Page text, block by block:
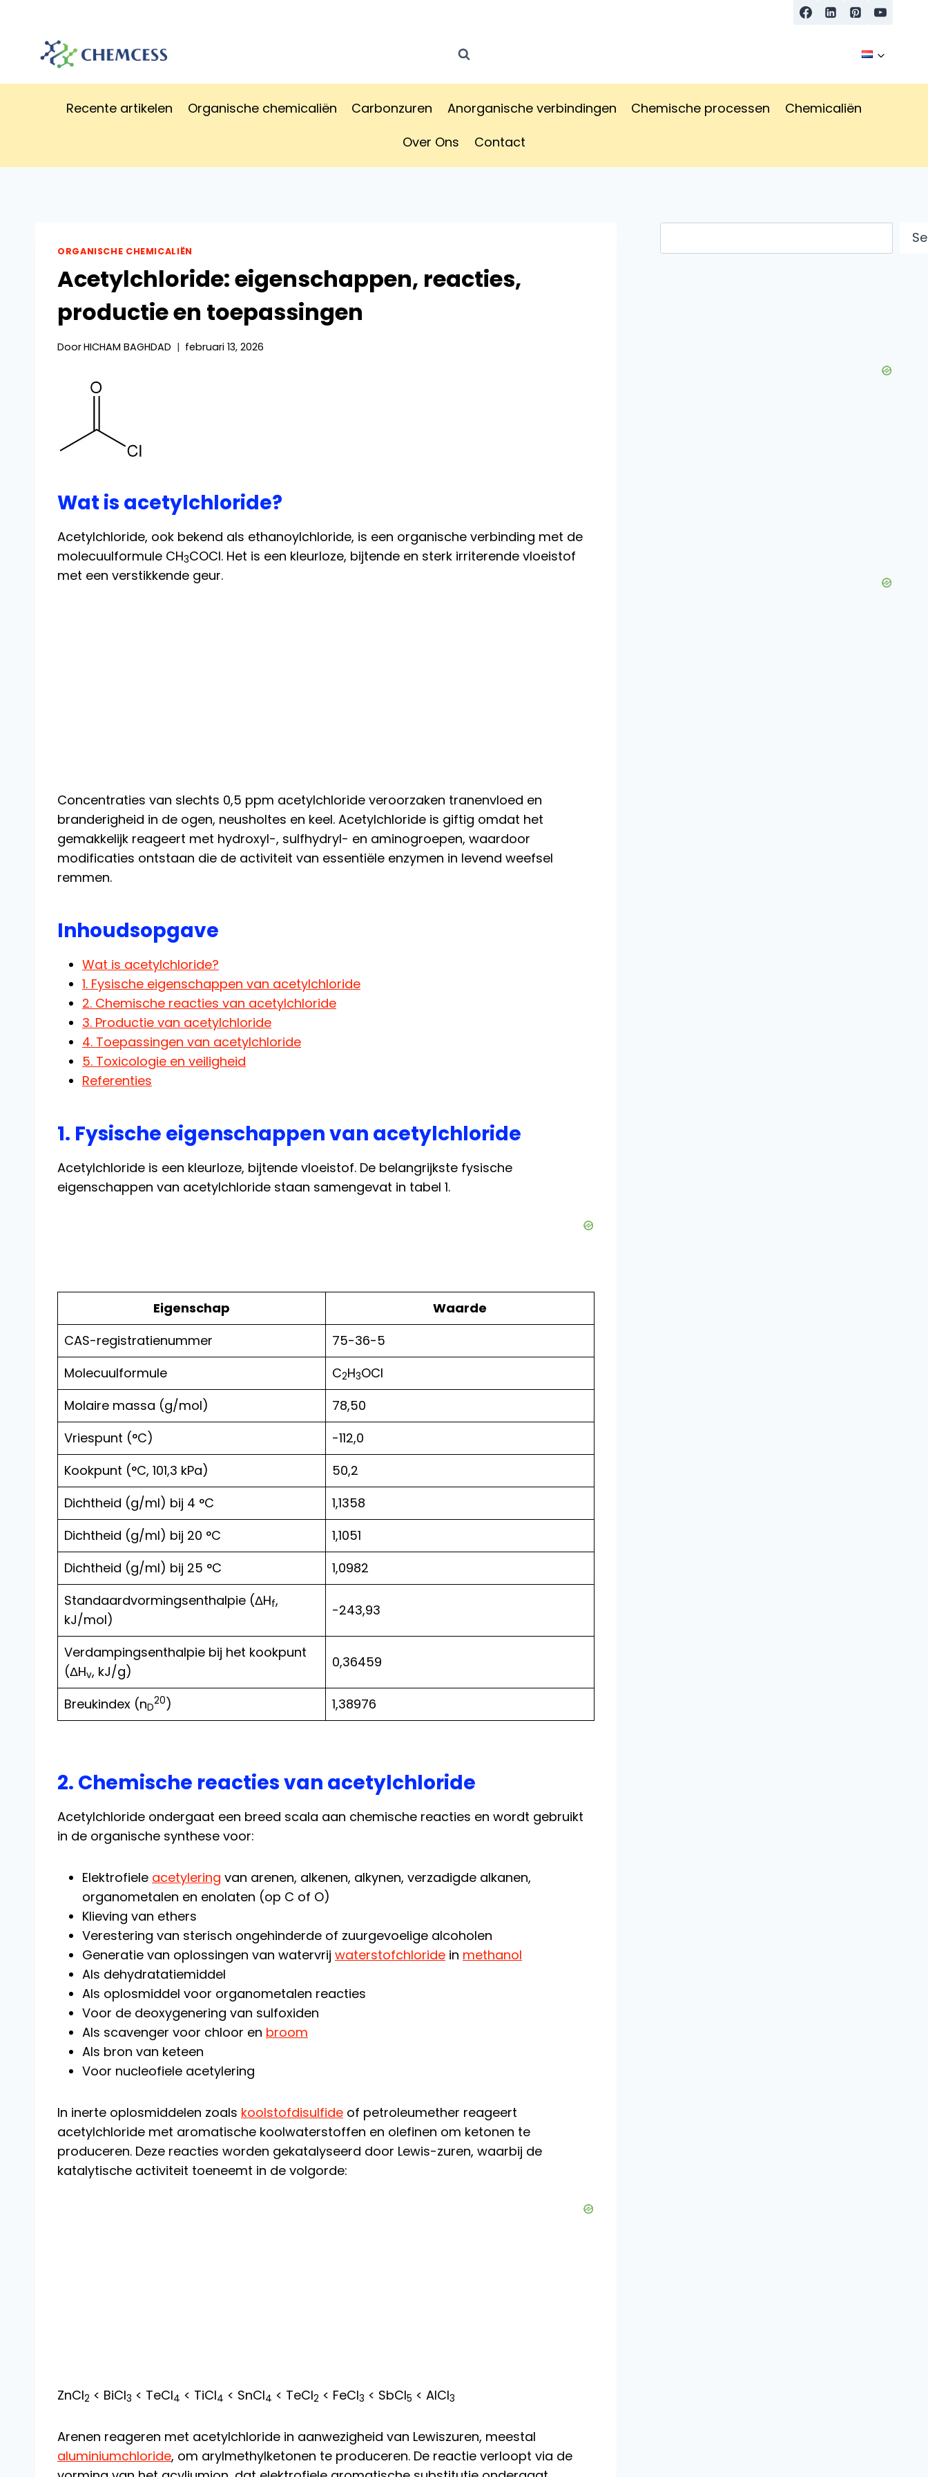
Recente artikelen Organische chemicaliën Carbonzuren Anorganische verbindingen Chemische processen
Chemicaliën
Over Ons
Contact
ORGANISCHE CHEMICALIËN
Acetylchloride: eigenschappen, reacties,
productie en toepassingen
DoorHICHAM BAGHDAD februari 13, 2026
Wat is acetylchloride?
Acetylchloride, ook bekend als ethanoylchloride, is een organische verbinding met de
molecuulformule CH3COCl. Het is een kleurloze, bijtende en sterk irriterende vloeistof
met een verstikkende geur.
Concentraties van slechts 0,5 ppm acetylchloride veroorzaken tranenvloed en
branderigheid in de ogen, neusholtes en keel. Acetylchloride is giftig omdat het
gemakkelijk reageert met hydroxyl-, sulfhydryl- en aminogroepen, waardoor
modificaties ontstaan ​​die de activiteit van essentiële enzymen in levend weefsel
remmen.
Inhoudsopgave
Wat is acetylchloride?
1. Fysische eigenschappen van acetylchloride
2. Chemische reacties van acetylchloride
3. Productie van acetylchloride
4. Toepassingen van acetylchloride
5. Toxicologie en veiligheid
Referenties
1. Fysische eigenschappen van acetylchloride
Acetylchloride is een kleurloze, bijtende vloeistof. De belangrijkste fysische
eigenschappen van acetylchloride staan ​​samengevat in tabel 1.
Eigenschap
Waarde
CAS-registratienummer
75-36-5
Molecuulformule
C2H3OCl
Molaire massa (g/mol)
78,50
Vriespunt (°C)
-112,0
Kookpunt (°C, 101,3 kPa)
50,2
Dichtheid (g/ml) bij 4 °C
1,1358
Dichtheid (g/ml) bij 20 °C
1,1051
Dichtheid (g/ml) bij 25 °C
1,0982
Standaardvormingsenthalpie (ΔHf,
kJ/mol)
-243,93
Verdampingsenthalpie bij het kookpunt
(ΔHv, kJ/g)
0,36459
Breukindex (nD
20) 1,38976
2. Chemische reacties van acetylchloride
Acetylchloride ondergaat een breed scala aan chemische reacties en wordt gebruikt
in de organische synthese voor:
Elektrofiele acetylering van arenen, alkenen, alkynen, verzadigde alkanen,
organometalen en enolaten (op C of O)
Klieving van ethers
Verestering van sterisch ongehinderde of zuurgevoelige alcoholen
Generatie van oplossingen van watervrij waterstofchloride in methanol
Als dehydratatiemiddel
Als oplosmiddel voor organometalen reacties
Voor de deoxygenering van sulfoxiden
Als scavenger voor chloor en broom
Als bron van keteen
Voor nucleofiele acetylering
In inerte oplosmiddelen zoals koolstofdisulfide of petroleumether reageert
acetylchloride met aromatische koolwaterstoffen en olefinen om ketonen te
produceren. Deze reacties worden gekatalyseerd door Lewis-zuren, waarbij de
katalytische activiteit toeneemt in de volgorde:
ZnCl2 < BiCl3 < TeCl4 < TiCl4 < SnCl4 < TeCl2 < FeCl3 < SbCl5 < AlCl3
Arenen reageren met acetylchloride in aanwezigheid van Lewiszuren, meestal
aluminiumchloride, om arylmethylketonen te produceren. De reactie verloopt via de